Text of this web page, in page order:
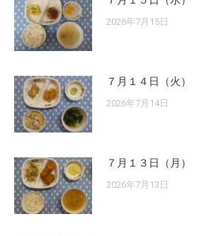
2026年7月15日
７月１４日（火）
2026年7月14日
７月１３日（月）
2026年7月13日